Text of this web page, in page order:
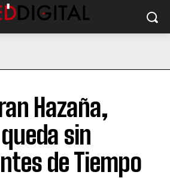
Hazaña,
sin
de Tiempo